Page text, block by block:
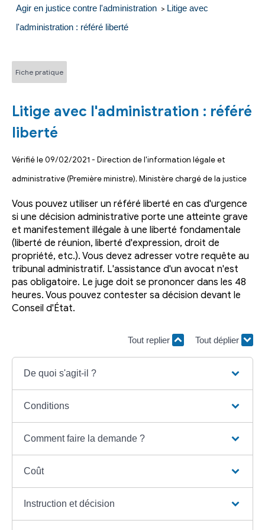
Agir en justice contre l'administration > Litige avec
l'administration : référé liberté
Fiche pratique
Litige avec l'administration : référé
liberté
Vérifié le 09/02/2021 - Direction de l'information légale et
administrative (Première ministre), Ministère chargé de la justice
Vous pouvez utiliser un référé liberté en cas d'urgence
si une décision administrative porte une atteinte grave
et manifestement illégale à une liberté fondamentale
(liberté de réunion, liberté d'expression, droit de
propriété, etc.). Vous devez adresser votre requête au
tribunal administratif. L'assistance d'un avocat n'est
pas obligatoire. Le juge doit se prononcer dans les 48
heures. Vous pouvez contester sa décision devant le
Conseil d'État.
Tout replier Tout déplier
De quoi s'agit-il ?
Conditions
Comment faire la demande ?
Coût
Instruction et décision